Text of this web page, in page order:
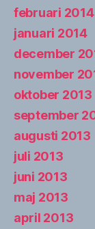
februari 2014
januari 2014
december
november
oktober 2013
september
augusti 2013
juli 2013
juni 2013
maj 2013
april 2013